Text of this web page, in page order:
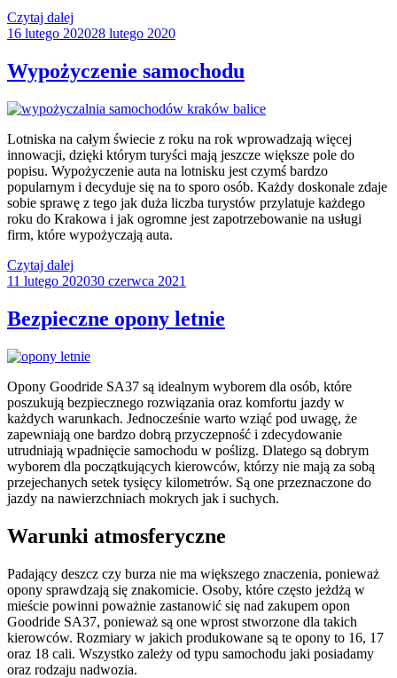
Czytaj dalej
letnie
samochodach
dostawczych”
Opublikowane
16 lutego 202028 lutego 2020
Wypożyczenie samochodu
Lotniska na całym świecie z roku na rok wprowadzają więcej
innowacji, dzięki którym turyści mają jeszcze większe pole do
popisu. Wypożyczenie auta na lotnisku jest czymś bardzo
popularnym i decyduje się na to sporo osób. Każdy doskonale zdaje
sobie sprawę z tego jak duża liczba turystów przylatuje każdego
roku do Krakowa i jak ogromne jest zapotrzebowanie na usługi
firm, które wypożyczają auta.
Czytaj dalej
samochodu”
Opublikowane
11 lutego 202030 czerwca 2021
Bezpieczne opony letnie
Opony Goodride SA37 są idealnym wyborem dla osób, które
poszukują bezpiecznego rozwiązania oraz komfortu jazdy w
każdych warunkach. Jednocześnie warto wziąć pod uwagę, że
zapewniają one bardzo dobrą przyczepność i zdecydowanie
utrudniają wpadnięcie samochodu w poślizg. Dlatego są dobrym
wyborem dla początkujących kierowców, którzy nie mają za sobą
przejechanych setek tysięcy kilometrów. Są one przeznaczone do
jazdy na nawierzchniach mokrych jak i suchych.
Warunki atmosferyczne
Padający deszcz czy burza nie ma większego znaczenia, ponieważ
opony sprawdzają się znakomicie. Osoby, które często jeżdżą w
mieście powinni poważnie zastanowić się nad zakupem opon
Goodride SA37, ponieważ są one wprost stworzone dla takich
kierowców. Rozmiary w jakich produkowane są te opony to 16, 17
oraz 18 cali. Wszystko zależy od typu samochodu jaki posiadamy
oraz rodzaju nadwozia.